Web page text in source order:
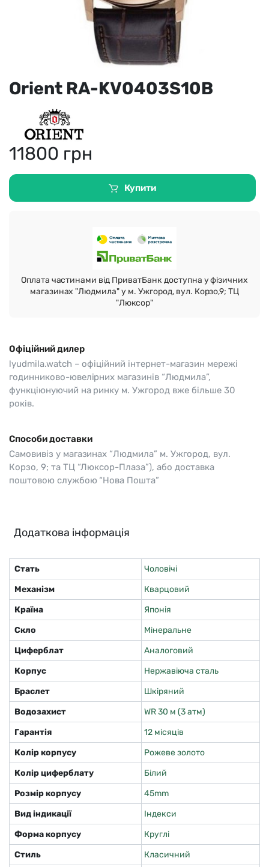
Orient RA-KV0403S10B
11800 грн
Купити
Оплата частинами від ПриватБанк доступна у фізичних
магазинах "Людмила" у м. Ужгород, вул. Корзо,9; ТЦ
"Люксор"
Офіційний дилер
lyudmila.watch – офіційний інтернет-магазин мережі
годинниково-ювелірних магазинів “Людмила”,
функціюнуючий на ринку м. Ужгород вже більше 30
років.
Способи доставки
Самовивіз у магазинах “Людмила” м. Ужгород, вул.
Корзо, 9; та ТЦ “Люксор-Плаза”), або доставка
поштовою службою “Нова Пошта”
Додаткова інформація
Стать
Чоловічі
Механізм
Кварцовий
Країна
Японія
Скло
Мінеральне
Циферблат
Аналоговий
Корпус
Нержавіюча сталь
Браслет
Шкіряний
Водозахист
WR 30 м (3 атм)
Гарантія
12 місяців
Колір корпусу
Рожеве золото
Колір циферблату
Білий
Розмір корпусу
45mm
Вид індикації
Індекси
Форма корпусу
Круглі
Стиль
Класичний